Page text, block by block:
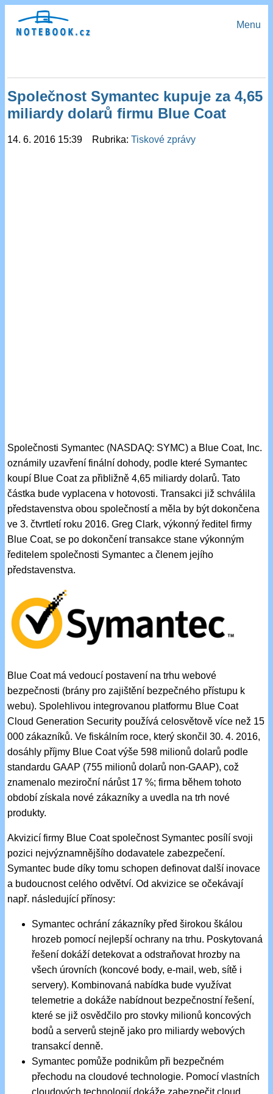
Menu
Společnost Symantec kupuje za 4,65
miliardy dolarů firmu Blue Coat
14. 6. 2016 15:39 Rubrika:Tiskové zprávy
Společnosti Symantec (NASDAQ: SYMC) a Blue Coat, Inc.
oznámily uzavření finální dohody, podle které Symantec
koupí Blue Coat za přibližně 4,65 miliardy dolarů. Tato
částka bude vyplacena v hotovosti. Transakci již schválila
představenstva obou společností a měla by být dokončena
ve 3. čtvrtletí roku 2016. Greg Clark, výkonný ředitel firmy
Blue Coat, se po dokončení transakce stane výkonným
ředitelem společnosti Symantec a členem jejího
představenstva.
Blue Coat má vedoucí postavení na trhu webové
bezpečnosti (brány pro zajištění bezpečného přístupu k
webu). Spolehlivou integrovanou platformu Blue Coat
Cloud Generation Security používá celosvětově více než 15
000 zákazníků. Ve fiskálním roce, který skončil 30. 4. 2016,
dosáhly příjmy Blue Coat výše 598 milionů dolarů podle
standardu GAAP (755 milionů dolarů non-GAAP), což
znamenalo meziroční nárůst 17 %; firma během tohoto
období získala nové zákazníky a uvedla na trh nové
produkty.
Akvizicí firmy Blue Coat společnost Symantec posílí svoji
pozici nejvýznamnějšího dodavatele zabezpečení.
Symantec bude díky tomu schopen definovat další inovace
a budoucnost celého odvětví. Od akvizice se očekávají
např. následující přínosy:
Symantec ochrání zákazníky před širokou škálou
hrozeb pomocí nejlepší ochrany na trhu. Poskytovaná
řešení dokáží detekovat a odstraňovat hrozby na
všech úrovních (koncové body, e-mail, web, sítě i
servery). Kombinovaná nabídka bude využívat
telemetrie a dokáže nabídnout bezpečnostní řešení,
které se již osvědčilo pro stovky milionů koncových
bodů a serverů stejně jako pro miliardy webových
transakcí denně.
Symantec pomůže podnikům při bezpečném
přechodu na cloudové technologie. Pomocí vlastních
cloudových technologií dokáže zabezpečit cloud